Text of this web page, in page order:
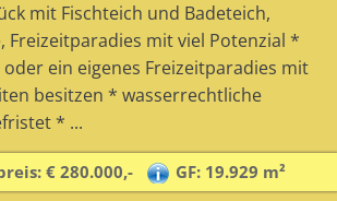
mit Fischteich und Badeteich,
Freizeitparadies mit viel Potenzial *
oder ein eigenes Freizeitparadies mit
besitzen * wasserrechtliche
* ...
€ 280.000,- GF: 19.929 m²